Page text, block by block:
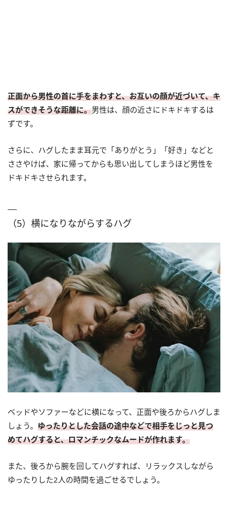
正面から男性の首に手をまわすと、お互いの顔が近づいて、キ
スができそうな距離に。男性は、顔の近さにドキドキするは
ずです。
さらに、ハグしたまま耳元で「ありがとう」「好き」などと
ささやけば、家に帰ってからも思い出してしまうほど男性を
ドキドキさせられます。
（5）横になりながらするハグ
ベッドやソファーなどに横になって、正面や後ろからハグしま
しょう。 ゆったりとした会話の途中などで相手をじっと見つ
めてハグすると、ロマンチックなムードが作れます。
また、後ろから腕を回してハグすれば、リラックスしながら
ゆったりした2人の時間を過ごせるでしょう。